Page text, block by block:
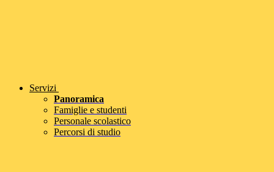
Servizi
Panoramica
Famiglie e studenti
Personale scolastico
Percorsi di studio